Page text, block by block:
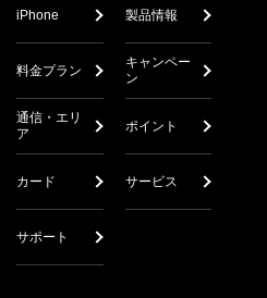
iPhone 製品情報
料金プラン
キャンペー
ン
通信・エリ
ア
ポイント
カード サービス
サポート